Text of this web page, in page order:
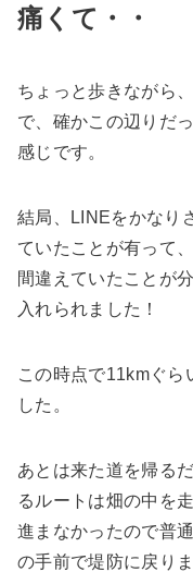
痛くて・・
ちょっと歩きながら
で、確かこの辺りだ
感じです。
結局、LINEをかなり
ていたことが有って
間違えていたことが
入れられました！
この時点で11kmぐら
した。
あとは来た道を帰る
るルートは畑の中を
進まなかったので普
の手前で堤防に戻りま